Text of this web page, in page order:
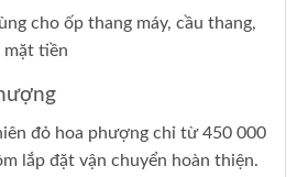
cho ốp thang máy, cầu thang,
mặt tiền
đỏ hoa phượng chỉ từ 450 000
lắp đặt vận chuyển hoàn thiện.